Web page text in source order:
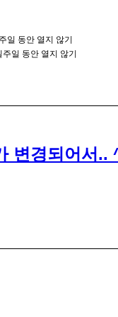
일 동안 열지 않기
주일 동안 열지 않기
변경되어서..